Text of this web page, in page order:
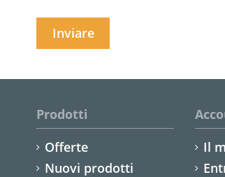
Prodotti
Offerte
Nuovi prodotti
Il